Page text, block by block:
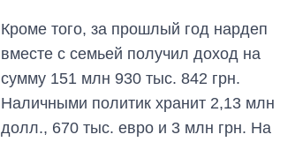
Кроме того, за прошлый год нардеп
вместе с семьей получил доход на
сумму 151 млн 930 тыс. 842 грн.
Наличными политик хранит 2,13 млн
долл., 670 тыс. евро и 3 млн грн. На